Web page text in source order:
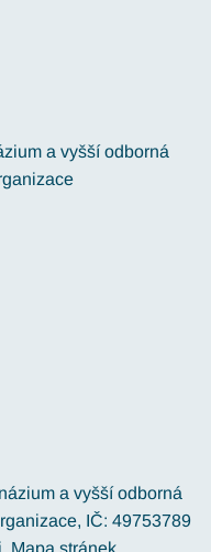
a vyšší odborná
a vyšší odborná
IČ: 49753789
Mapa stránek